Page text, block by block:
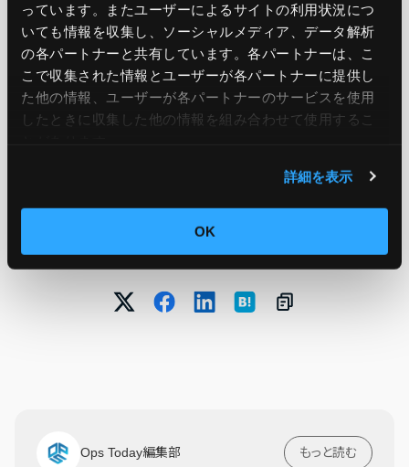
っています。またユーザーによるサイトの利用状況につ
いても情報を収集し、ソーシャルメディア、データ解析
の各パートナーと共有しています。各パートナーは、こ
こで収集された情報とユーザーが各パートナーに提供し
た他の情報、ユーザーが各パートナーのサービスを使用
したときに収集した他の情報を組み合わせて使用​​するこ
詳細を表示
OK
and its capabilities, see theEventBridge
documentation.
引用元： Amazon EventBridge Scheduler now
この記事をシェア
Ops Today編集部 もっと読む